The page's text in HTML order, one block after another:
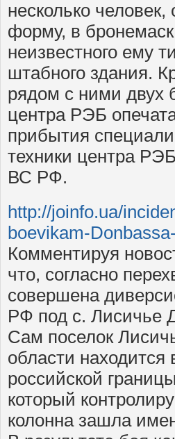
несколько
форму, в
неизвестного ему
штабного здания.
рядом с ними двух
центра РЭБ
прибытия
техники центра
ВС РФ.
http://joinfo.ua/
boevikam-
Комментируя
что, согласно
совершена
РФ под с. Лисичье
Сам поселок
области находится
российской
который
колонна зашла